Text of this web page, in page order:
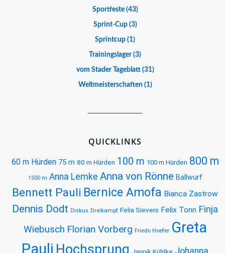
Sportfeste(43)
Sprint-Cup(3)
Sprintcup (1)
Trainingslager(3)
vom Stader Tageblatt(31)
Weltmeisterschaften(1)
QUICKLINKS
60 m Hürden 75 m 80 m Hürden 100 m 100 m Hürden 800 m
1500 m Anna Lemke Anna von Rönne Ballwurf
Bennett Pauli Bernice Amofa Bianca Zastrow
Dennis Dodt Diskus Dreikampf Felia Sievers Felix Tonn Finja
Wiebusch Florian Vorberg Friedo Hoefer Greta
Pauli Hochsprung
Johanna